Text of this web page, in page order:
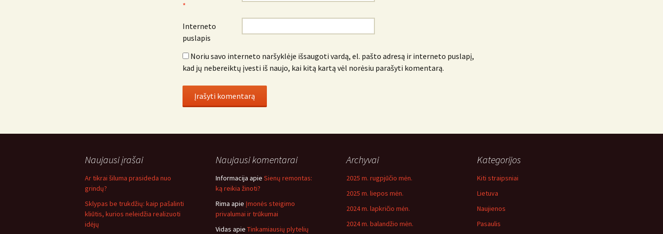
*
Interneto
puslapis
Noriu savo interneto naršyklėje išsaugoti vardą, el. pašto adresą ir interneto puslapį,
kad jų nebereiktų įvesti iš naujo, kai kitą kartą vėl norėsiu parašyti komentarą.
Naujausi įrašai
Ar tikrai šiluma prasideda nuo
grindų?
Sklypas be trukdžių: kaip pašalinti
kliūtis, kurios neleidžia realizuoti
idėjų
Naujausi komentarai
Informacija apie Sienų remontas:
ką reikia žinoti?
Rima apie Įmonės steigimo
privalumai ir trūkumai
Vidas apie Tinkamiausių plytelių
Archyvai
2025 m. rugpjūčio mėn.
2025 m. liepos mėn.
2024 m. lapkričio mėn.
2024 m. balandžio mėn.
Kategorijos
Kiti straipsniai
Lietuva
Naujienos
Pasaulis